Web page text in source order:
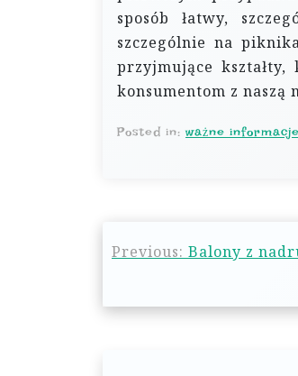
sposób łatwy,
szczególnie na
przyjmujące
konsumentom z naszą
Posted in:ważne informacje
a
Previous: Balony z